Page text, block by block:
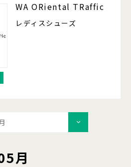
WA ORiental TRaffic
レディスシューズ
月